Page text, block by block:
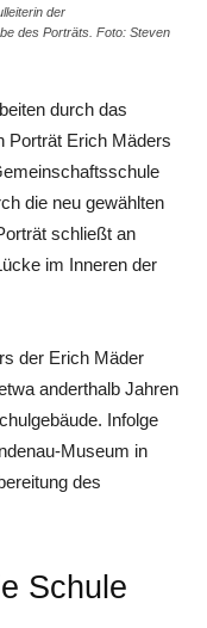
der
des Porträts. Foto: Steven
durch das
Porträt Erich Mäders
die neu gewählten
schließt an
im Inneren der
der Erich Mäder
anderthalb Jahren
Infolge
Museum in
des
Schule